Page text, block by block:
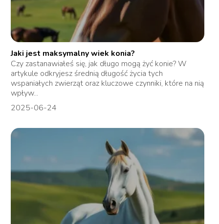
Jaki jest maksymalny wiek konia?
Czy zastanawiałeś się, jak długo mogą żyć konie? W
artykule odkryjesz średnią długość życia tych
wspaniałych zwierząt oraz kluczowe czynniki, które na nią
wpływ...
2025-06-24